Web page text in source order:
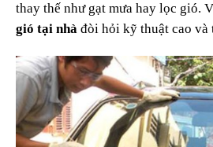
thay thế như gạt mưa hay lọc gió.
gió tại nhà đòi hỏi kỹ thuật cao và